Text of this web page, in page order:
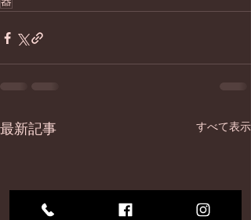
最新記事 すべて表示